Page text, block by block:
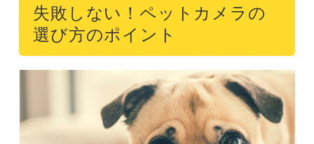
失敗しない！ペットカメラの
選び方のポイント